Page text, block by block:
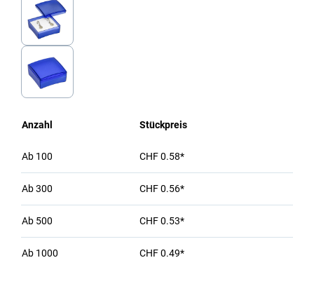
Anzahl Stückpreis
Ab 100 CHF 0.58*
Ab300 CHF 0.56*
Ab 500 CHF 0.53*
Ab 1000 CHF 0.49*